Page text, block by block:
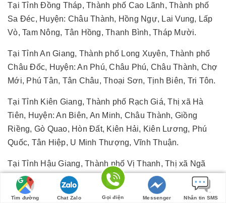
Tại Tỉnh Đồng Tháp, Thành phố Cao Lãnh, Thành phố
Sa Đéc, Huyện: Châu Thành, Hồng Ngự, Lai Vung, Lấp
Vò, Tam Nông, Tân Hồng, Thanh Bình, Tháp Mười.
Tại Tỉnh An Giang, Thành phố Long Xuyên, Thành phố
Châu Đốc, Huyện: An Phú, Châu Phú, Châu Thành, Chợ
Mới, Phú Tân, Tân Châu, Thoại Sơn, Tịnh Biên, Tri Tôn.
Tại Tỉnh Kiên Giang, Thành phố Rạch Giá, Thị xã Hà
Tiên, Huyện: An Biên, An Minh, Châu Thành, Giồng
Riềng, Gò Quao, Hòn Đất, Kiên Hải, Kiên Lương, Phú
Quốc, Tân Hiệp, U Minh Thượng, Vĩnh Thuận.
Tại Tỉnh Hậu Giang, Thành phố Vị Thanh, Thị xã Ngã
Bảy, Huyện: Châu Thành, Châu Thành A, Long Mỹ,
Phụng Hiệp, Vị Thủy.
Tìm đường Chat Zalo Gọi điện Messenger Nhắn tin SMS